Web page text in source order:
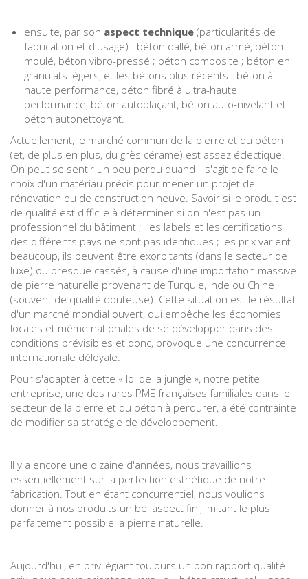
ensuite, par son aspect technique (particularités de
fabrication et d'usage) : béton dallé, béton armé, béton
moulé, béton vibro-pressé ; béton composite ; béton en
granulats légers, et les bétons plus récents : béton à
haute performance, béton fibré à ultra-haute
performance, béton autoplaçant, béton auto-nivelant et
béton autonettoyant.
Actuellement, le marché commun de la pierre et du béton
(et, de plus en plus, du grès cérame) est assez éclectique.
On peut se sentir un peu perdu quand il s'agit de faire le
choix d'un matériau précis pour mener un projet de
rénovation ou de construction neuve. Savoir si le produit est
de qualité est difficile à déterminer si on n'est pas un
professionnel du bâtiment ; les labels et les certifications
des différents pays ne sont pas identiques ; les prix varient
beaucoup, ils peuvent être exorbitants (dans le secteur de
luxe) ou presque cassés, à cause d'une importation massive
de pierre naturelle provenant de Turquie, Inde ou Chine
(souvent de qualité douteuse). Cette situation est le résultat
d'un marché mondial ouvert, qui empêche les économies
locales et même nationales de se développer dans des
conditions prévisibles et donc, provoque une concurrence
internationale déloyale.
Pour s'adapter à cette « loi de la jungle », notre petite
entreprise, une des rares PME françaises familiales dans le
secteur de la pierre et du béton à perdurer, a été contrainte
de modifier sa stratégie de développement.
Il y a encore une dizaine d'années, nous travaillions
essentiellement sur la perfection esthétique de notre
fabrication. Tout en étant concurrentiel, nous voulions
donner à nos produits un bel aspect fini, imitant le plus
parfaitement possible la pierre naturelle.
Aujourd'hui, en privilégiant toujours un bon rapport qualité-